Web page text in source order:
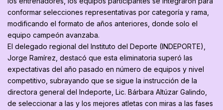
conformar selecciones representativas por categoría y rama,
modificando el formato de años anteriores, donde solo el
equipo campeón avanzaba.
El delegado regional del Instituto del Deporte (INDEPORTE),
Jorge Ramírez, destacó que esta eliminatoria superó las
expectativas del año pasado en número de equipos y nivel
competitivo, subrayando que se sigue la instrucción de la
directora general del Indeporte, Lic. Bárbara Altúzar Galindo,
de seleccionar a las y los mejores atletas con miras a las fases